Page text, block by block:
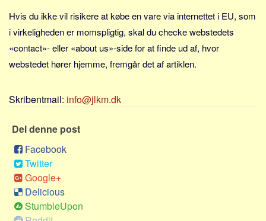
Job
Virksomhed
Investering
Pension og opsparing
Social sikring og sundhed
Aspekter
Køb og salg
Økonomi
Hvis du ikke vil risikere at købe en vare via internettet i EU, som
i virkeligheden er momspligtig, skal du checke webstedets
«contact»- eller «about us»-side for at finde ud af, hvor
webstedet hører hjemme, fremgår det af artiklen.
Skribentmail: info@jlkm.dk
Del denne post
Facebook
Twitter
Google+
Delicious
StumbleUpon